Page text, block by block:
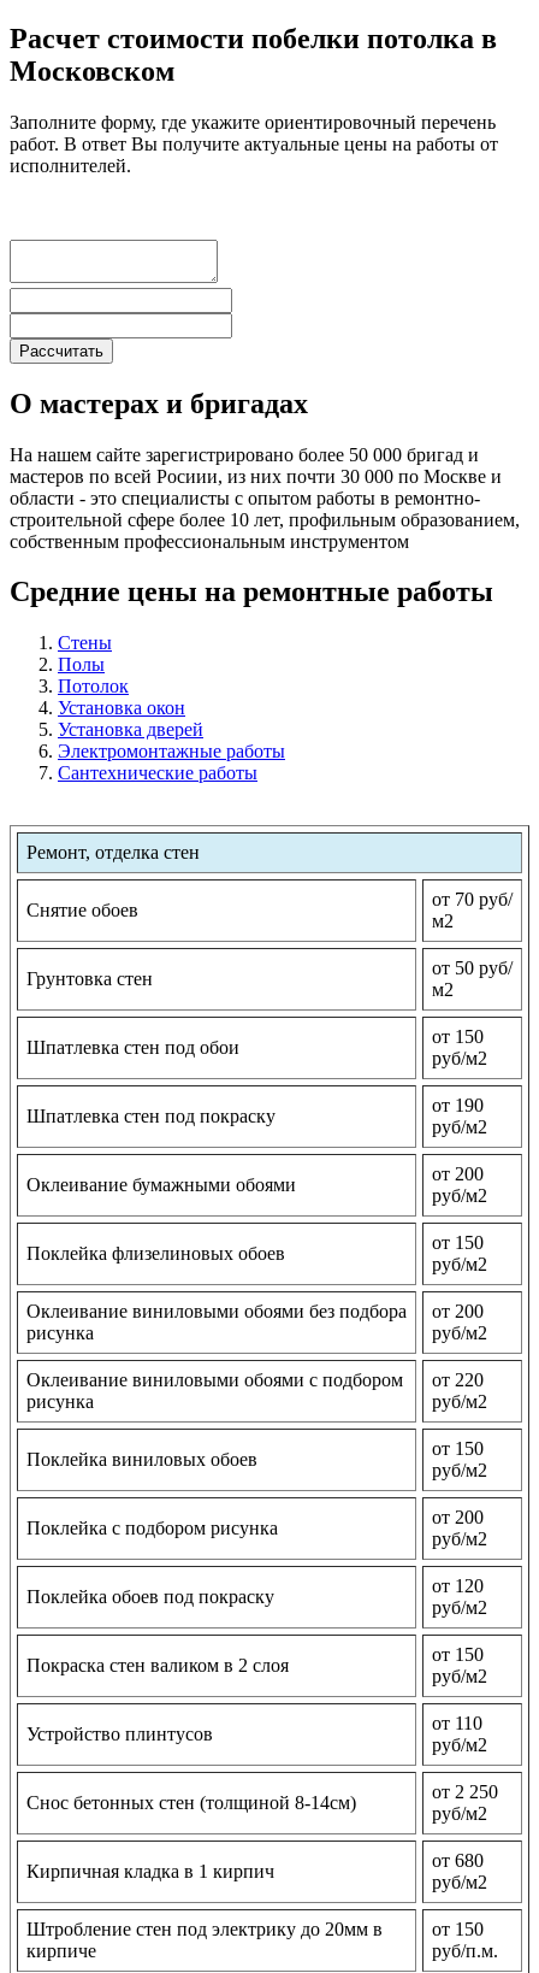
Расчет стоимости побелки потолка в
Московском
Заполните форму, где укажите ориентировочный перечень
работ. В ответ Вы получите актуальные цены на работы от
исполнителей.
О мастерах и бригадах
На нашем сайте зарегистрировано более 50 000 бригад и
мастеров по всей Росиии, из них почти 30 000 по Москве и
области - это специалисты с опытом работы в ремонтно-
строительной сфере более 10 лет, профильным образованием,
собственным профессиональным инструментом
Средние цены на ремонтные работы
Стены
Полы
Потолок
Установка окон
Установка дверей
Электромонтажные работы
Сантехнические работы
Ремонт, отделка стен
Снятие обоев
от 70 руб/
м2
Грунтовка стен
от 50 руб/
м2
Шпатлевка стен под обои
от 150
руб/м2
Шпатлевка стен под покраску
от 190
руб/м2
Оклеивание бумажными обоями
от 200
руб/м2
Поклейка флизелиновых обоев
от 150
руб/м2
Оклеивание виниловыми обоями без подбора
рисунка
от 200
руб/м2
Оклеивание виниловыми обоями с подбором
рисунка
от 220
руб/м2
Поклейка виниловых обоев
от 150
руб/м2
Поклейка с подбором рисунка
от 200
руб/м2
Поклейка обоев под покраску
от 120
руб/м2
Покраска стен валиком в 2 слоя
от 150
руб/м2
Устройство плинтусов
от 110
руб/м2
Снос бетонных стен (толщиной 8-14см)
от 2 250
руб/м2
Кирпичная кладка в 1 кирпич
от 680
руб/м2
Штробление стен под электрику до 20мм в
кирпиче
от 150
руб/п.м.